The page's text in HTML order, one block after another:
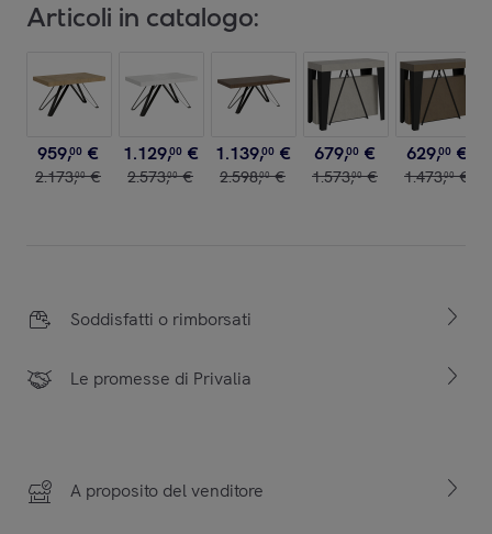
Articoli in catalogo:
959,00 €
2.173,00 €
1.129,00 €
2.573,00 €
1.139,00 €
2.598,00 €
679,00 €
1.573,00 €
629,00 €
1.473,00 €
Soddisfatti o rimborsati
Le promesse di Privalia
A proposito del venditore